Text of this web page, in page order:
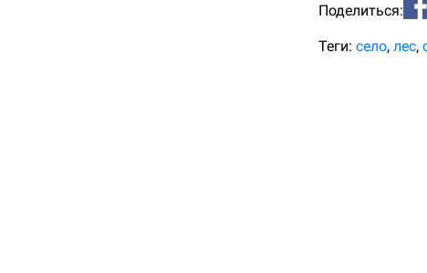
Поделиться:
Теги: село лес